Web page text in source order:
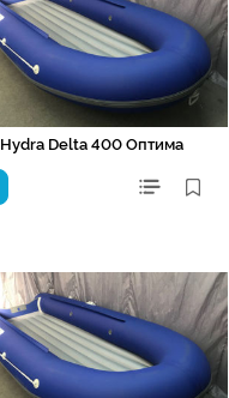
Hydra Delta 400 Оптима